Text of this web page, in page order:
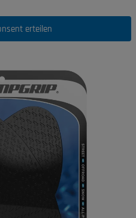
erteilen